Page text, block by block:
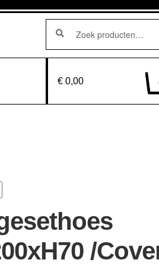
Zoeken
naar:
€ 0,00
/